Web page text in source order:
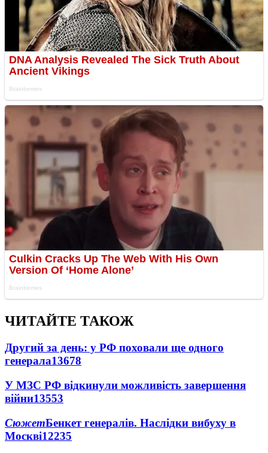
ЧИТАЙТЕ ТАКОЖ
Другий за день: у РФ поховали ще одного
генерала13678
У МЗС РФ відкинули можливість завершення
війни13553
СюжетБенкет генералів. Наслідки вибуху в
Москві12235